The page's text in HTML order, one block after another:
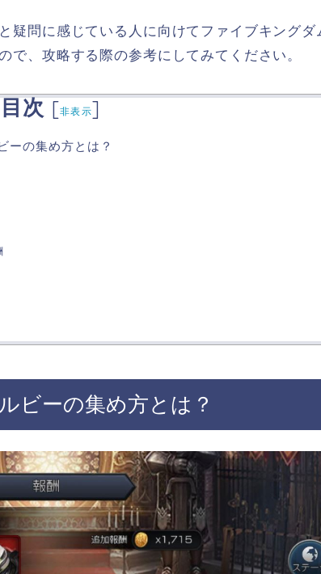
疑問に感じている人に向けてファイブキングダ
で、攻略する際の参考にしてみてください。
目次 [非表示]
ーの集め方とは？
ビーの集め方とは？